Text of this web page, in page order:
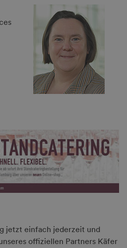
jetzt einfach jederzeit und
offiziellen Partners Käfer